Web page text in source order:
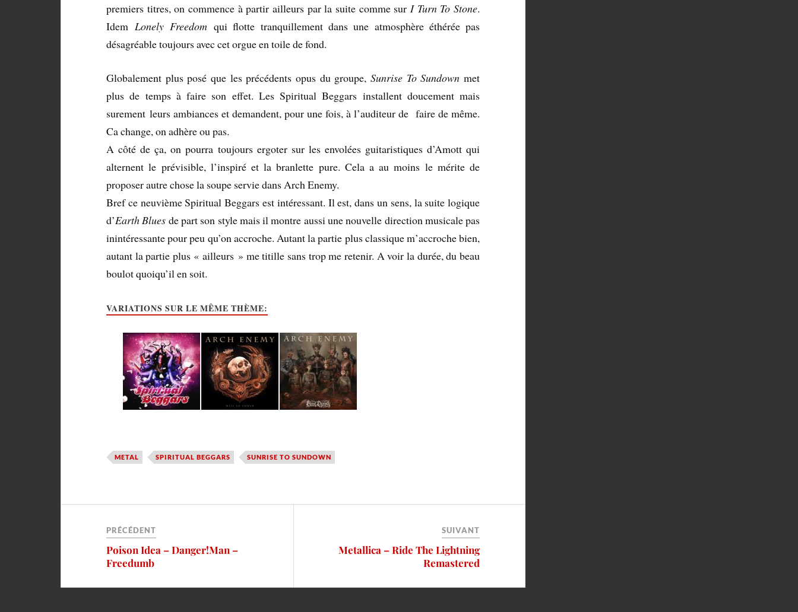
premiers titres, on commence à partir ailleurs par la suite comme sur I Turn To Stone.
Idem Lonely Freedomqui flotte tranquillement dans une atmosphère éthérée pas
désagréable toujours avec cet orgue en toile de fond.
Globalement plus posé que les précédents opus du groupe,Sunrise To Sundown met
plus de temps à faire son effet. Les Spiritual Beggars installent doucement mais
surement leurs ambiances et demandent, pour une fois, à l’auditeur de faire de même.
Ca change, on adhère ou pas.
A côté de ça, on pourra toujours ergoter sur les envolées guitaristiques d’Amott qui
alternent le prévisible, l’inspiré et la branlette pure. Cela a au moins le mérite de
proposer autre chose la soupe servie dans Arch Enemy.
Bref ce neuvième Spiritual Beggars est intéressant. Il est, dans un sens, la suite logique
d’Earth Blues de part son style mais il montre aussi une nouvelle direction musicale pas
inintéressante pour peu qu’on accroche. Autant la partie plus classique m’accroche bien,
autant la partie plus « ailleurs » me titille sans trop me retenir. A voir la durée, du beau
boulot quoiqu’il en soit.
VARIATIONS SUR LE MÊME THÈME:
METAL SPIRITUAL BEGGARS SUNRISE TO SUNDOWN
PRÉCÉDENT
Poison Idea – Danger!Man –
Freedumb
SUIVANT
Metallica – Ride The Lightning
Remastered